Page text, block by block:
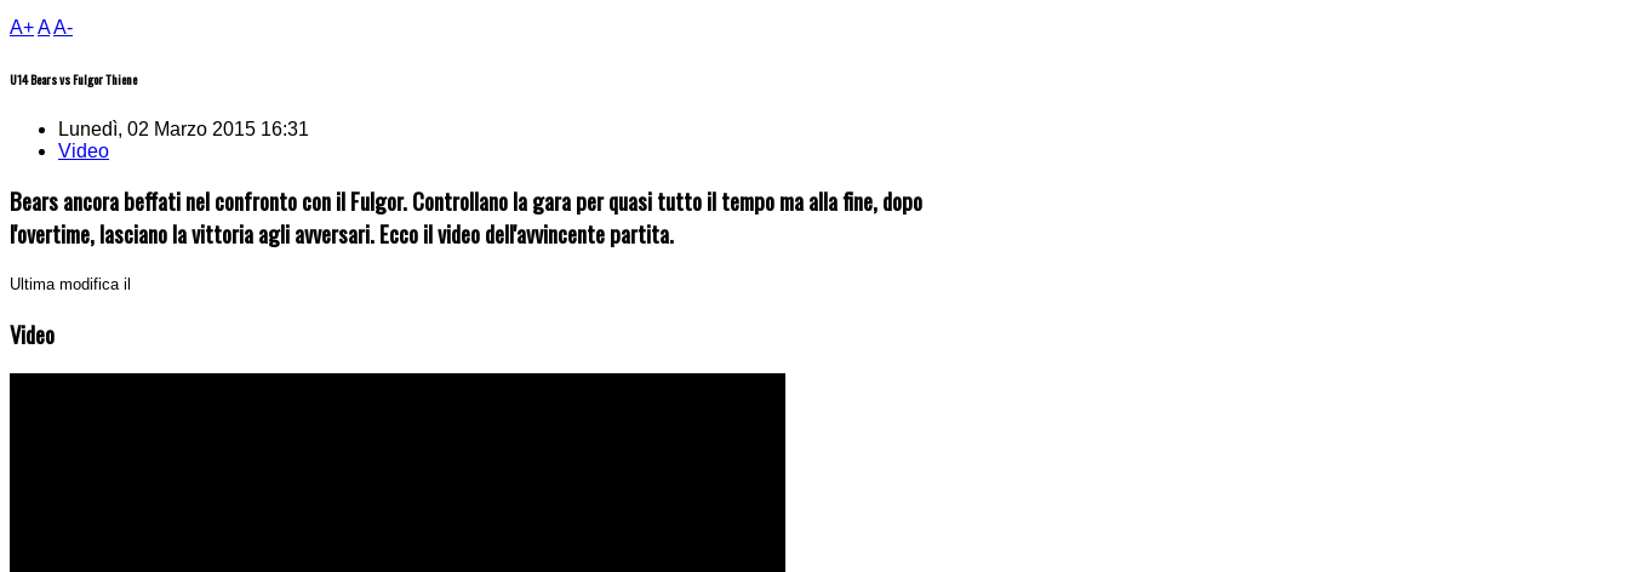
A+AA-
U14 Bears vs Fulgor Thiene
Lunedì, 02 Marzo 2015 16:31
Video
Bears ancora beffati nel confronto con il Fulgor. Controllano la gara per quasi tutto il tempo ma alla fine, dopo
l'overtime, lasciano la vittoria agli avversari. Ecco il video dell'avvincente partita.
Ultima modifica il
Video